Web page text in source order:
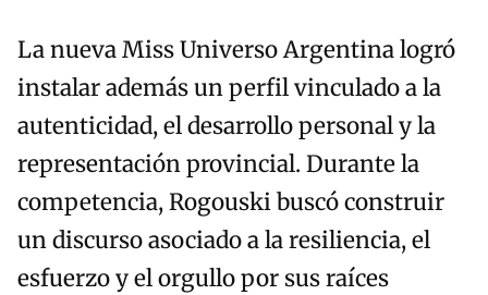
La nueva Miss Universo Argentina logró
instalar además un perfil vinculado a la
autenticidad, el desarrollo personal y la
representación provincial. Durante la
competencia, Rogouski buscó construir
un discurso asociado a la resiliencia, el
esfuerzo y el orgullo por sus raíces